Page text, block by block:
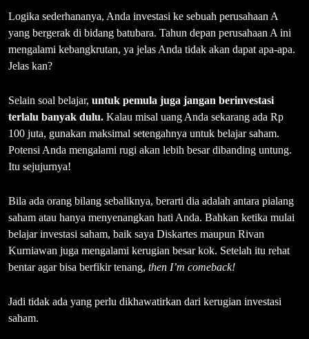
Logika sederhananya, Anda investasi ke sebuah perusahaan A
yang bergerak di bidang batubara. Tahun depan perusahaan A ini
mengalami kebangkrutan, ya jelas Anda tidak akan dapat apa-apa.
Jelas kan?
Selain soal belajar, untuk pemula juga jangan berinvestasi
terlalu banyak dulu. Kalau misal uang Anda sekarang ada Rp
100 juta, gunakan maksimal setengahnya untuk belajar saham.
Potensi Anda mengalami rugi akan lebih besar dibanding untung.
Itu sejujurnya!
Bila ada orang bilang sebaliknya, berarti dia adalah antara pialang
saham atau hanya menyenangkan hati Anda. Bahkan ketika mulai
belajar investasi saham, baik saya Diskartes maupun Rivan
Kurniawan juga mengalami kerugian besar kok. Setelah itu rehat
bentar agar bisa berfikir tenang, then I’m comeback!
Jadi tidak ada yang perlu dikhawatirkan dari kerugian investasi
saham.